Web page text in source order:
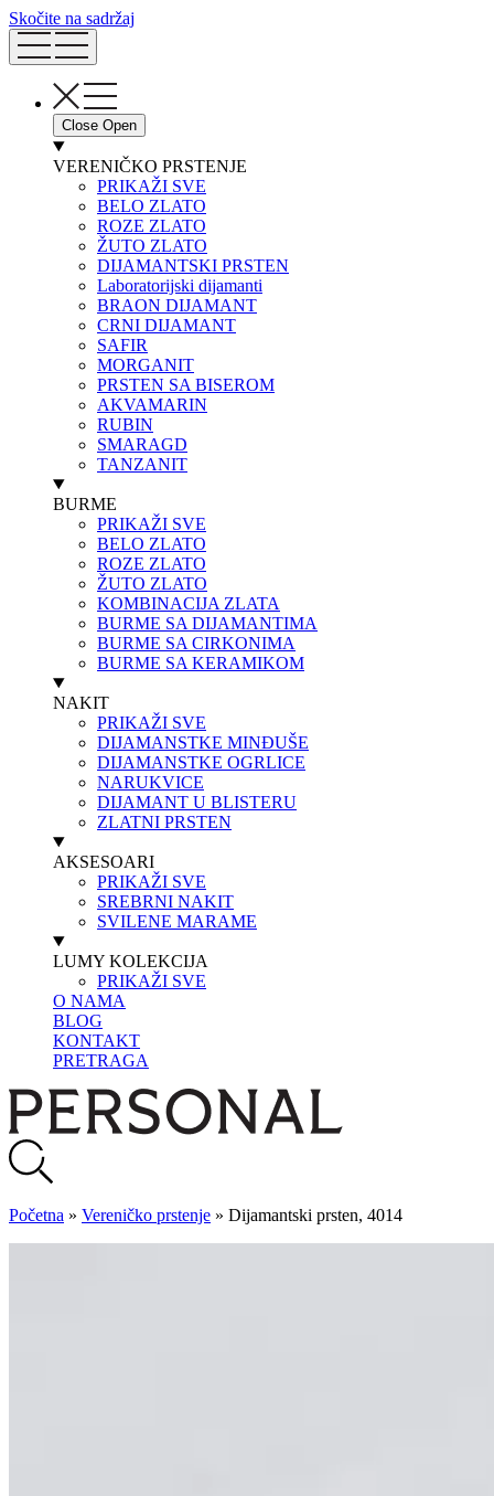
Skočite na sadržaj
Close Open
VERENIČKO PRSTENJE
PRIKAŽI SVE
BELO ZLATO
ROZE ZLATO
ŽUTO ZLATO
DIJAMANTSKI PRSTEN
Laboratorijski dijamanti
BRAON DIJAMANT
CRNI DIJAMANT
SAFIR
MORGANIT
PRSTEN SA BISEROM
AKVAMARIN
RUBIN
SMARAGD
TANZANIT
BURME
PRIKAŽI SVE
BELO ZLATO
ROZE ZLATO
ŽUTO ZLATO
KOMBINACIJA ZLATA
BURME SA DIJAMANTIMA
BURME SA CIRKONIMA
BURME SA KERAMIKOM
NAKIT
PRIKAŽI SVE
DIJAMANSTKE MINĐUŠE
DIJAMANSTKE OGRLICE
NARUKVICE
DIJAMANT U BLISTERU
ZLATNI PRSTEN
AKSESOARI
PRIKAŽI SVE
SREBRNI NAKIT
SVILENE MARAME
LUMY KOLEKCIJA
PRIKAŽI SVE
O NAMA
BLOG
KONTAKT
PRETRAGA
Početna » Vereničko prstenje » Dijamantski prsten, 4014